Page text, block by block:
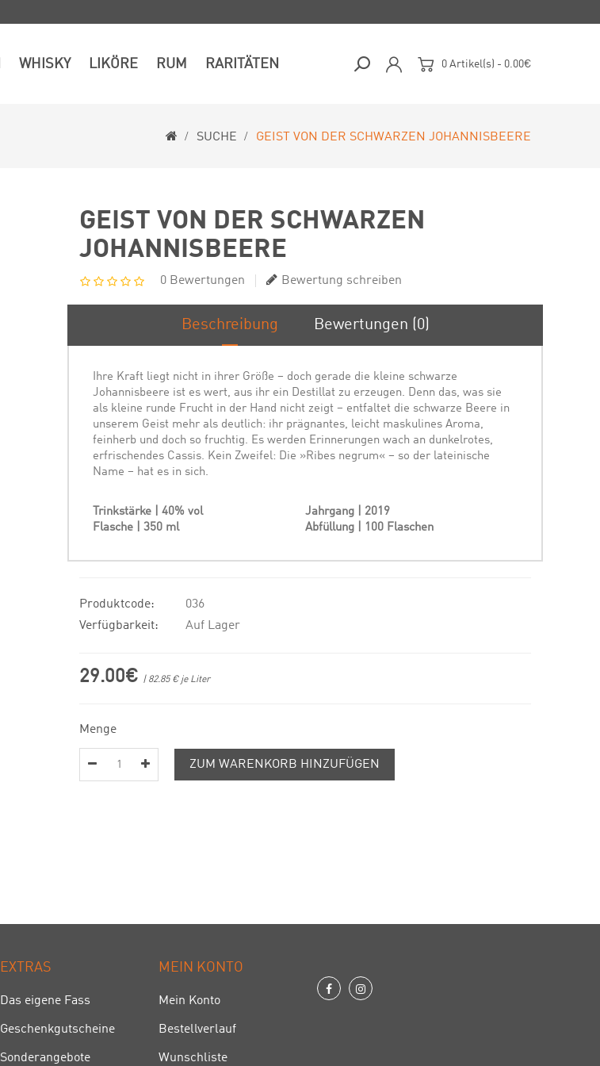
WHISKY LIKÖRE RUM RARITÄTEN 0 Artikel(s) - 0.00€
SUCHE GEIST VON DER SCHWARZEN JOHANNISBEERE
GEIST VON DER SCHWARZEN
JOHANNISBEERE
0 Bewertungen Bewertung schreiben
Beschreibung Bewertungen (0)
Ihre Kraft liegt nicht in ihrer Größe – doch gerade die kleine schwarze
Johannisbeere ist es wert, aus ihr ein Destillat zu erzeugen. Denn das, was sie
als kleine runde Frucht in der Hand nicht zeigt – entfaltet die schwarze Beere in
unserem Geist mehr als deutlich: ihr prägnantes, leicht maskulines Aroma,
feinherb und doch so fruchtig. Es werden Erinnerungen wach an dunkelrotes,
erfrischendes Cassis. Kein Zweifel: Die »Ribes negrum« – so der lateinische
Name – hat es in sich.
Trinkstärke | 40% vol
Jahrgang | 2019
Flasche | 350 ml
Abfüllung | 100 Flaschen
Produktcode:
036
Verfügbarkeit:
Auf Lager
29.00€ | 82.85 € je Liter
Menge
ZUM WARENKORB HINZUFÜGEN
EXTRAS
Das eigene Fass
Geschenkgutscheine
Sonderangebote
MEIN KONTO
Mein Konto
Bestellverlauf
Wunschliste